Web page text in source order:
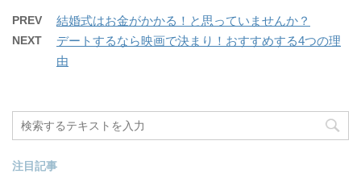
PREV 結婚式はお金がかかる！と思っていませんか？
NEXT
デートするなら映画で決まり！おすすめする4つの理
由
注目記事